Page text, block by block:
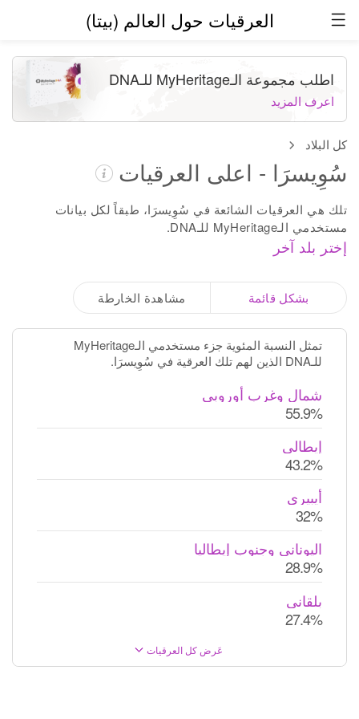
العرقيات حول العالم (بيتا)
كل البلاد
سُوِيسرَا - اعلى العرقيات
تلك هي العرقيات الشائعة في سُوِيسرَا، طبقاً لكل بيانات
مستخدمي الـMyHeritage للـDNA.
إختر بلد آخر
اطلب مجموعة الـMyHeritage للـDNA
اعرف المزيد
بشكل قائمة مشاهدة الخارطة
تمثل النسبة المئوية جزء مستخدمي الـMyHeritage
للـDNA الذين لهم تلك العرقية في سُوِيسرَا.
شمال وغرب أوروبي
55.9%
إيطالي
43.2%
أيبيري
32%
اليوناني وجنوب إيطاليا
28.9%
بلقاني
27.4%
عَرض كل العرقيات